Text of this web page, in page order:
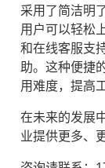
采用了简洁明
用户可以轻松
和在线客服支
助。这种便捷
用难度，提高
在未来的发展
业提供更多、